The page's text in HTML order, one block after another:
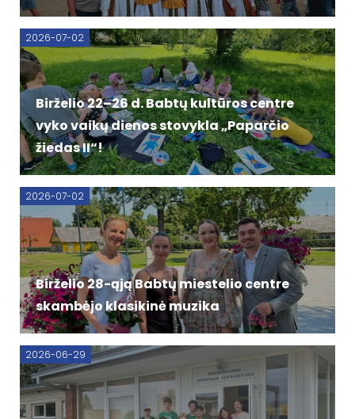
Birželio 22–26 d. Babtų kultūros centre
vyko vaikų dienos stovykla „Paparčio
žiedas II“!
2026-07-02
Birželio 28-ąją Babtų miestelio centre
skambėjo klasikinė muzika
2026-07-02
2026-06-29